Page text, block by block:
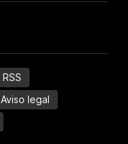
RSS
Aviso legal